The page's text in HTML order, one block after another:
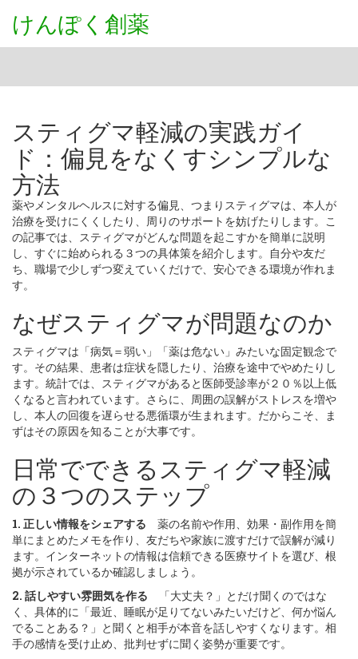
けんぽく創薬
スティグマ軽減の実践ガイ
ド：偏見をなくすシンプルな
方法
薬やメンタルヘルスに対する偏見、つまりスティグマは、本人が
治療を受けにくくしたり、周りのサポートを妨げたりします。こ
の記事では、スティグマがどんな問題を起こすかを簡単に説明
し、すぐに始められる３つの具体策を紹介します。自分や友だ
ち、職場で少しずつ変えていくだけで、安心できる環境が作れま
す。
なぜスティグマが問題なのか
スティグマは「病気＝弱い」「薬は危ない」みたいな固定観念で
す。その結果、患者は症状を隠したり、治療を途中でやめたりし
ます。統計では、スティグマがあると医師受診率が２０％以上低
くなると言われています。さらに、周囲の誤解がストレスを増や
し、本人の回復を遅らせる悪循環が生まれます。だからこそ、ま
ずはその原因を知ることが大事です。
日常でできるスティグマ軽減
の３つのステップ
1. 正しい情報をシェアする 薬の名前や作用、効果・副作用を簡
単にまとめたメモを作り、友だちや家族に渡すだけで誤解が減り
ます。インターネットの情報は信頼できる医療サイトを選び、根
拠が示されているか確認しましょう。
2. 話しやすい雰囲気を作る 「大丈夫？」とだけ聞くのではな
く、具体的に「最近、睡眠が足りてないみたいだけど、何か悩ん
でることある？」と聞くと相手が本音を話しやすくなります。相
手の感情を受け止め、批判せずに聞く姿勢が重要です。